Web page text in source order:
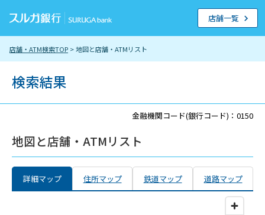
店舗・ATM検索TOP > 地図と店舗・ATMリスト
店舗一覧
検索結果
金融機関コード(銀行コード)：0150
地図と店舗・ATMリスト
詳細マップ 住所マップ 鉄道マップ 道路マップ